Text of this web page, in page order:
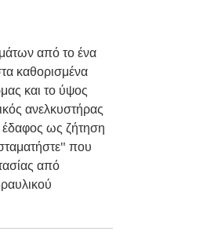
από το ένα
καθορισμένα
και το ύψος
ανελκυστήρας
έδαφος ως ζήτηση
που
από